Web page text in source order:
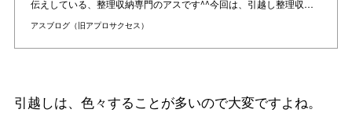
伝えしている、整理収納専門のアスです^^今回は、引越し整理収…
アスブログ（旧アプロサクセス）
引越しは、色々することが多いので大変ですよね。